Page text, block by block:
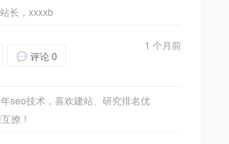
长，xxxxb
1 个月前
评论 0
seo技术，喜欢建站、研究排名优
撩！